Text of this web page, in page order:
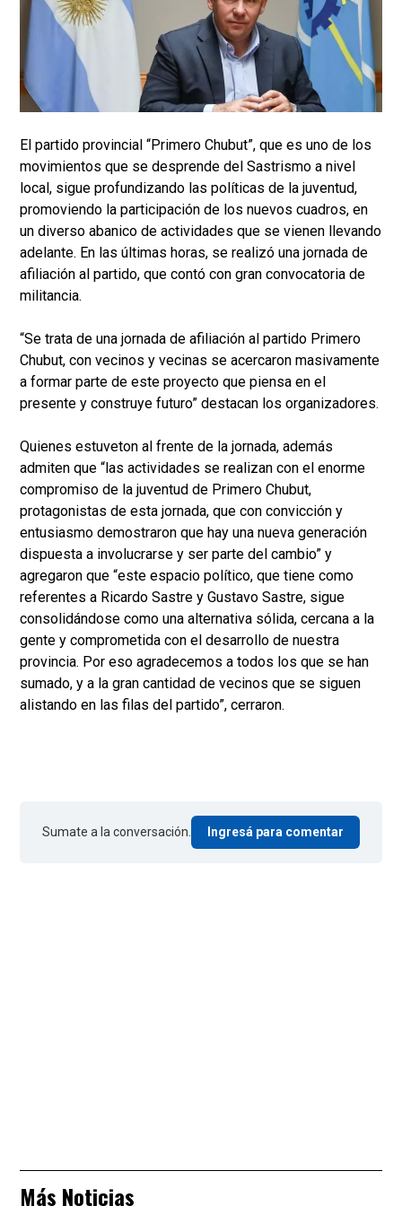
El partido provincial “Primero Chubut”, que es uno de los
movimientos que se desprende del Sastrismo a nivel
local, sigue profundizando las políticas de la juventud,
promoviendo la participación de los nuevos cuadros, en
un diverso abanico de actividades que se vienen llevando
adelante. En las últimas horas, se realizó una jornada de
afiliación al partido, que contó con gran convocatoria de
militancia.
“Se trata de una jornada de afiliación al partido Primero
Chubut, con vecinos y vecinas se acercaron masivamente
a formar parte de este proyecto que piensa en el
presente y construye futuro” destacan los organizadores.
Quienes estuveton al frente de la jornada, además
admiten que “las actividades se realizan con el enorme
compromiso de la juventud de Primero Chubut,
protagonistas de esta jornada, que con convicción y
entusiasmo demostraron que hay una nueva generación
dispuesta a involucrarse y ser parte del cambio” y
agregaron que “este espacio político, que tiene como
referentes a Ricardo Sastre y Gustavo Sastre, sigue
consolidándose como una alternativa sólida, cercana a la
gente y comprometida con el desarrollo de nuestra
provincia. Por eso agradecemos a todos los que se han
sumado, y a la gran cantidad de vecinos que se siguen
alistando en las filas del partido”, cerraron.
Sumate a la conversación. Ingresá para comentar
Más Noticias